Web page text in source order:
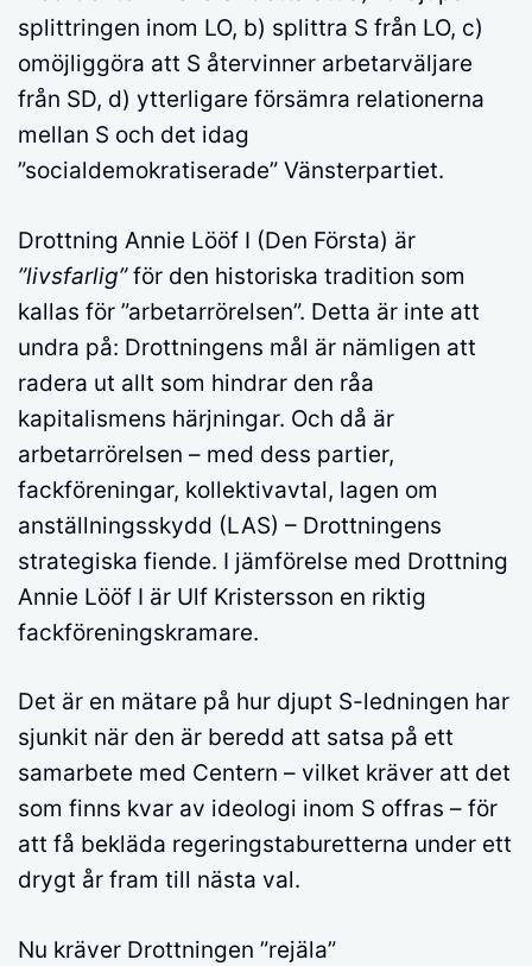
splittringen inom LO, b) splittra S från LO, c)
omöjliggöra att S återvinner arbetarväljare
från SD, d) ytterligare försämra relationerna
mellan S och det idag
”socialdemokratiserade” Vänsterpartiet.
Drottning Annie Lööf I (Den Första) är
”livsfarlig”för den historiska tradition som
kallas för ”arbetarrörelsen”. Detta är inte att
undra på: Drottningens mål är nämligen att
radera ut allt som hindrar den råa
kapitalismens härjningar. Och då är
arbetarrörelsen – med dess partier,
fackföreningar, kollektivavtal, lagen om
anställningsskydd (LAS) – Drottningens
strategiska fiende. I jämförelse med Drottning
Annie Lööf I är Ulf Kristersson en riktig
fackföreningskramare.
Det är en mätare på hur djupt S-ledningen har
sjunkit när den är beredd att satsa på ett
samarbete med Centern – vilket kräver att det
som finns kvar av ideologi inom S offras – för
att få bekläda regeringstaburetterna under ett
drygt år fram till nästa val.
Nu kräver Drottningen ”rejäla”